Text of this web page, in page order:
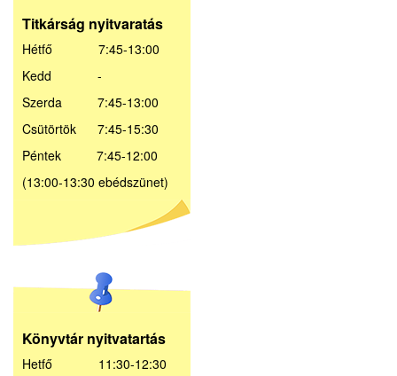
Titkárság nyitvaratás
Hétfő 7:45-13:00
Kedd -
Szerda 7:45-13:00
Csütörtök 7:45-15:30
Péntek 7:45-12:00
(13:00-13:30 ebédszünet)
Könyvtár nyitvatartás
Hetfő 11:30-12:30